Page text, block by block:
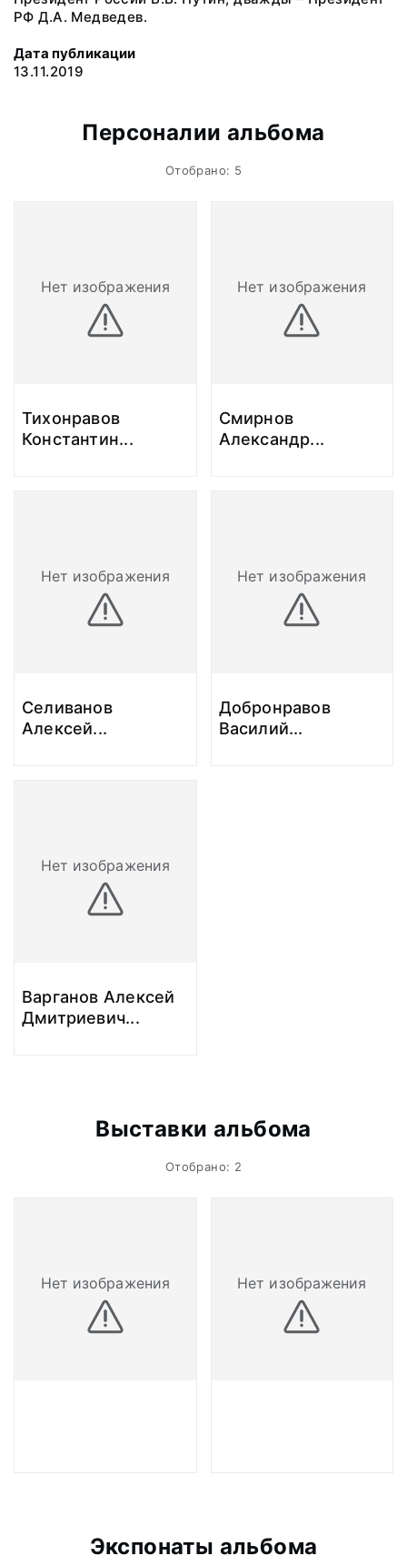
РФ Д.А. Медведев.
Дата публикации
13.11.2019
Персоналии альбома
Отобрано: 5
Нет изображения
Тихонравов
Константин...
Нет изображения
Смирнов
Александр...
Нет изображения
Селиванов
Алексей...
Нет изображения
Добронравов
Василий...
Нет изображения
Варганов Алексей
Дмитриевич...
Выставки альбома
Отобрано: 2
Нет изображения Нет изображения
Экспонаты альбома